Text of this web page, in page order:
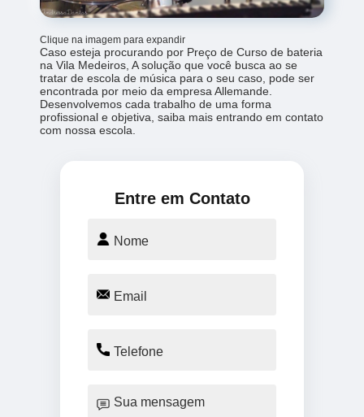
Clique na imagem para expandir
Caso esteja procurando por Preço de Curso de bateria
na Vila Medeiros, A solução que você busca ao se
tratar de escola de música para o seu caso, pode ser
encontrada por meio da empresa Allemande.
Desenvolvemos cada trabalho de uma forma
profissional e objetiva, saiba mais entrando em contato
com nossa escola.
Entre em Contato